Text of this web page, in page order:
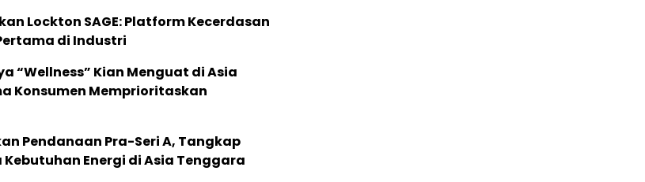
Lockton SAGE: Platform Kecerdasan
di Industri
“Wellness” Kian Menguat di Asia
Konsumen Memprioritaskan
Pendanaan Pra-Seri A, Tangkap
Energi di Asia Tenggara